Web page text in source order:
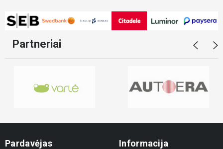
Partneriai
Pardavėjas Informacija